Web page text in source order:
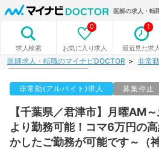
医師の求人・転
求人検索 お気に入り求人
0
最近見た求人
1
医師求人・転職のマイナビDOCTOR 非常
非常勤(アルバイト)求人 募集停止
【千葉県／君津市】月曜AM
より勤務可能！コマ6万円の
かしたご勤務が可能です～（